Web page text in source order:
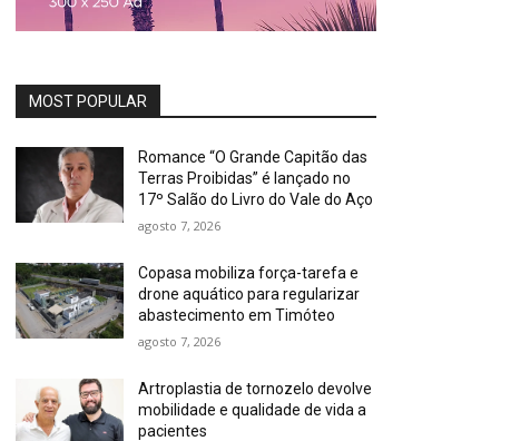
MOST POPULAR
Romance “O Grande Capitão das
Terras Proibidas” é lançado no
17º Salão do Livro do Vale do Aço
agosto 7, 2026
Copasa mobiliza força-tarefa e
drone aquático para regularizar
abastecimento em Timóteo
agosto 7, 2026
Artroplastia de tornozelo devolve
mobilidade e qualidade de vida a
pacientes